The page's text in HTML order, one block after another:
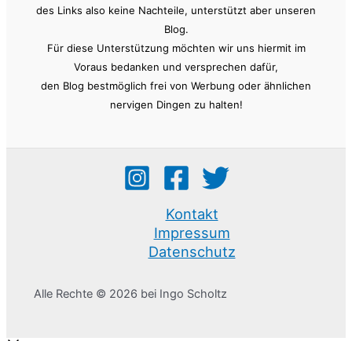
des Links also keine Nachteile, unterstützt aber unseren
Blog.
Für diese Unterstützung möchten wir uns hiermit im
Voraus bedanken und versprechen dafür,
den Blog bestmöglich frei von Werbung oder ähnlichen
nervigen Dingen zu halten!
Kontakt
Impressum
Datenschutz
Alle Rechte © 2026 bei Ingo Scholtz